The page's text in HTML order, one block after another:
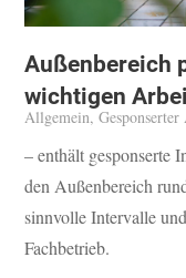
Außenbereich
wichtigen
Allgemein,
– enthält gesponserte
den Außenbereich
sinnvolle Intervalle
Fachbetrieb.